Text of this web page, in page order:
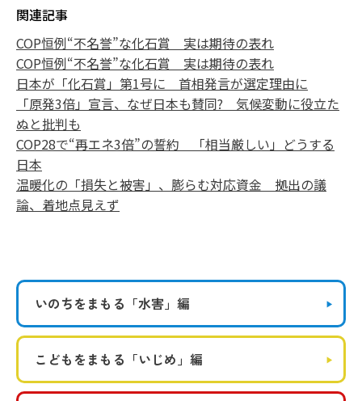
関連記事
COP恒例“不名誉”な化石賞 実は期待の表れ
COP恒例“不名誉”な化石賞 実は期待の表れ
日本が「化石賞」第1号に 首相発言が選定理由に
「原発3倍」宣言、なぜ日本も賛同? 気候変動に役立た
ぬと批判も
COP28で“再エネ3倍”の誓約 「相当厳しい」どうする
日本
温暖化の「損失と被害」、膨らむ対応資金 拠出の議
論、着地点見えず
いのちをまもる 「水害」編
こどもをまもる 「いじめ」編